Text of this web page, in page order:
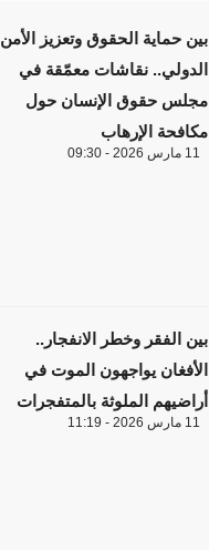
بين حماية الحقوق وتعزيز الأمن
الدولي.. نقاشات معمّقة في
مجلس حقوق الإنسان حول
مكافحة الإرهاب
11 مارس 2026 - 09:30
بين الفقر وخطر الانفجار..
الأفغان يواجهون الموت في
أراضيهم الملوثة بالمتفجرات
11 مارس 2026 - 11:19